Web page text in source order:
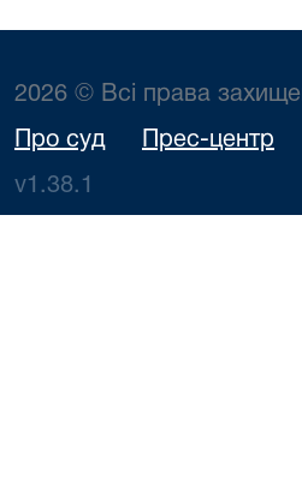
2026 © Всі права
Про суд Прес-центр
v1.38.1